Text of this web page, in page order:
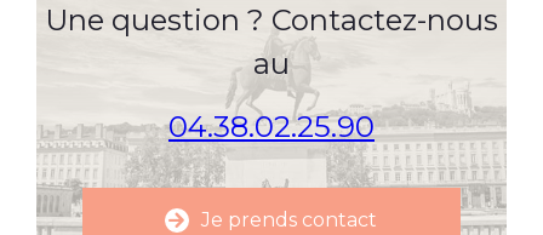
Une question ? Contactez-nous
au
04.38.02.25.90
arrow_forward Je prends contact